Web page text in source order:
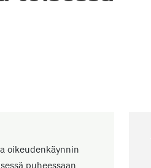
oikeudenkäynnin
puheessaan